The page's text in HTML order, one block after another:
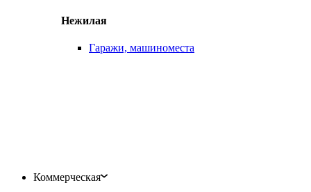
Нежилая
Гаражи, машиноместа
Коммерческая